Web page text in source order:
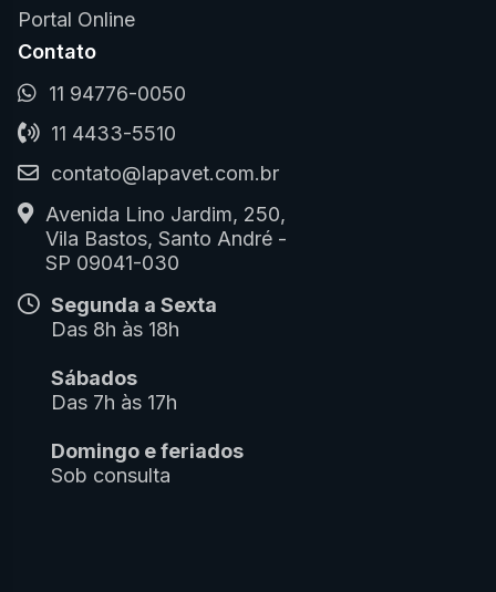
Portal Online
Contato
11 94776-0050
11 4433-5510
contato@lapavet.com.br
Avenida Lino Jardim, 250,
Vila Bastos, Santo André -
SP 09041-030
Segunda a Sexta
Das 8h às 18h
Sábados
Das 7h às 17h
Domingo e feriados
Sob consulta